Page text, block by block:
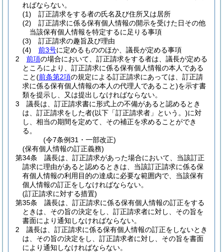
ればならない。
(1)
訂正請求をする者の氏名及び住所又は居所
(2)
訂正請求に係る保有個人情報の開示を受けた日その他
当該保有個人情報を特定するに足りる事項
(3)
訂正請求の趣旨及び理由
(4)
前3号に定めるもののほか、議長が定める事項
2
前項の場合において、訂正請求をする者は、議長が定める
ところにより、訂正請求に係る保有個人情報の本人である
こと(前条第2項の規定による訂正請求にあっては、訂正請
求に係る保有個人情報の本人の代理人であること)を示す書
類を提示し、又は提出しなければならない。
3
議長は、訂正請求書に形式上の不備があると認めるとき
は、訂正請求をした者(以下「訂正請求者」という。)に対
し、相当の期間を定めて、その補正を求めることができ
る。
(令7条例31・一部改正)
(保有個人情報の訂正義務)
第34条
議長は、訂正請求があった場合において、当該訂正
請求に理由があると認めるときは、当該訂正請求に係る保
有個人情報の利用目的の達成に必要な範囲内で、当該保有
個人情報の訂正をしなければならない。
(訂正請求に対する措置)
第35条
議長は、訂正請求に係る保有個人情報の訂正をする
ときは、その旨の決定をし、訂正請求者に対し、その旨を
書面により通知しなければならない。
2
議長は、訂正請求に係る保有個人情報の訂正をしないとき
は、その旨の決定をし、訂正請求者に対し、その旨を書面
により通知しなければならない。